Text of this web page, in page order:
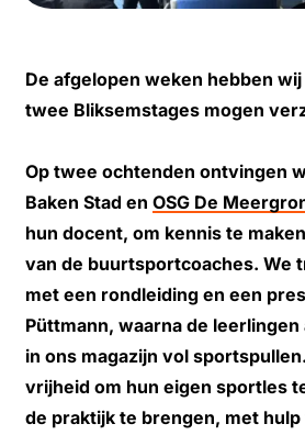
De afgelopen weken hebben
twee Bliksemstages mogen
Op twee ochtenden ontvingen
Baken Stad en OSG De
hun docent, om kennis te
van de buurtsportcoaches. We
met een rondleiding en een
Püttmann, waarna de leerlingen
in ons magazijn vol
vrijheid om hun eigen sportles
de praktijk te brengen, met hulp